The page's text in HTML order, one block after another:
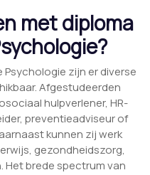
met diploma
zijn er diverse
Afgestudeerden
hulpverlener, HR-
preventieadviseur of
kunnen zij werk
gezondheidszorg,
Het brede spectrum van